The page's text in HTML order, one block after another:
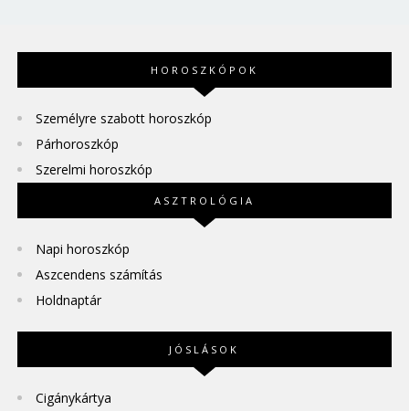
HOROSZKÓPOK
Személyre szabott horoszkóp
Párhoroszkóp
Szerelmi horoszkóp
ASZTROLÓGIA
Napi horoszkóp
Aszcendens számítás
Holdnaptár
JÓSLÁSOK
Cigánykártya